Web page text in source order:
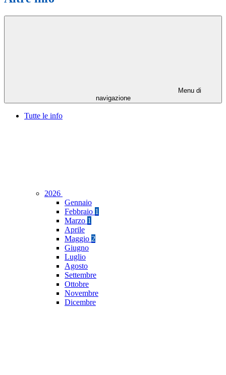
Menu di
navigazione
Tutte le info
2026
Gennaio
Febbraio 1
Marzo 1
Aprile
Maggio 2
Giugno
Luglio
Agosto
Settembre
Ottobre
Novembre
Dicembre